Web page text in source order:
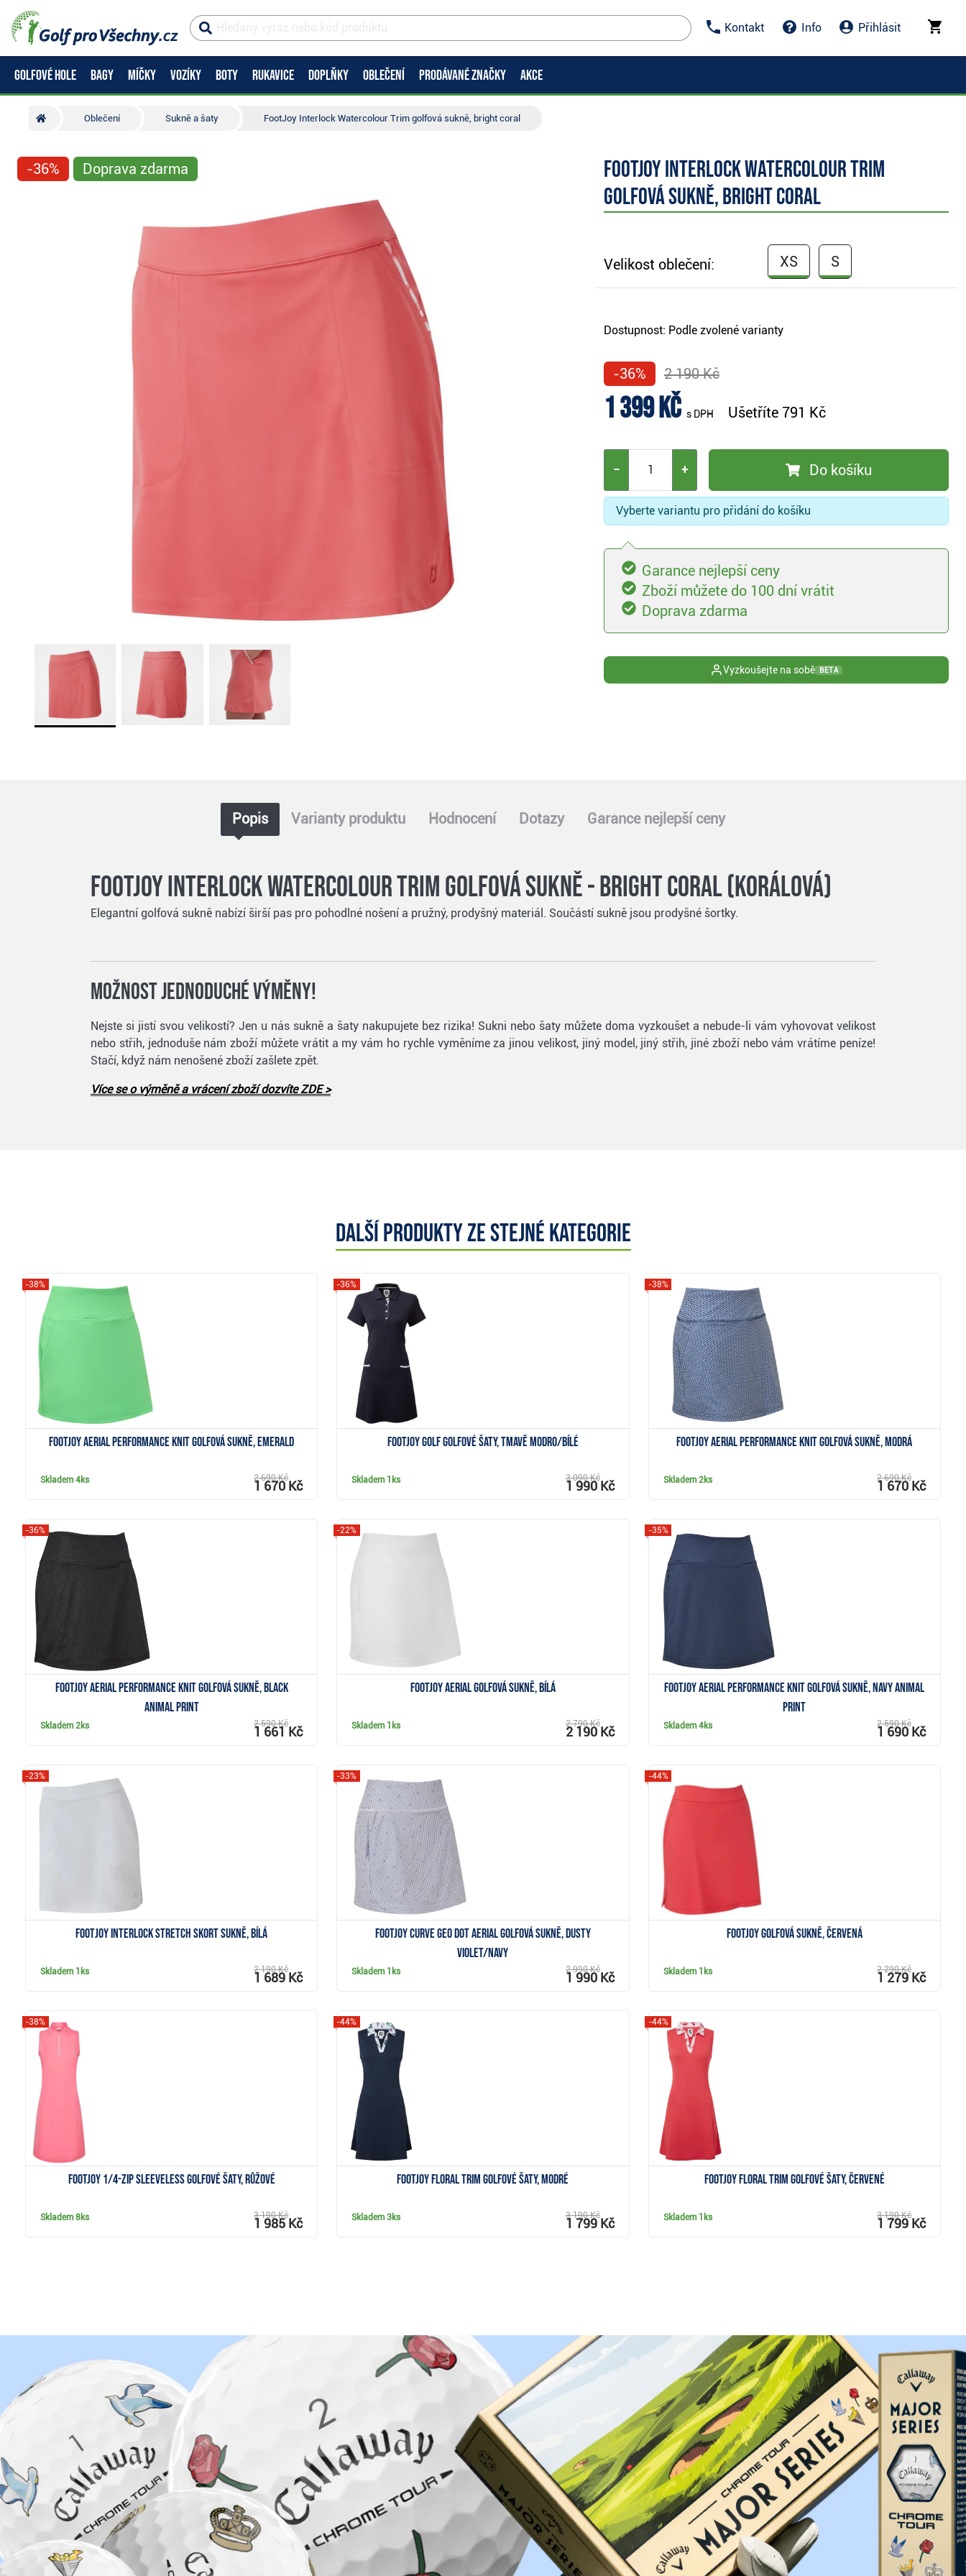
Kontakt Info Přihlásit
GOLFOVÉ HOLE BAGY MÍČKY VOZÍKY BOTY RUKAVICE DOPLŇKY OBLEČENÍ PRODÁVANÉ ZNAČKY AKCE
Oblečení Sukně a šaty FootJoy Interlock Watercolour Trim golfová sukně, bright coral
-36% Doprava zdarma
FootJoy Interlock Watercolour Trim
golfová sukně, bright coral
Velikost oblečení: XS S
Dostupnost: Podle zvolené varianty
-36% 2 190 Kč
1 399 Kč s DPH Ušetříte 791 Kč
− + Do košíku
Vyberte variantu pro přidání do košíku
Garance nejlepší ceny
Zboží můžete do 100 dní vrátit
Doprava zdarma
Vyzkoušejte na sobě BETA
Popis Varianty produktu Hodnocení Dotazy Garance nejlepší ceny
FootJoy Interlock Watercolour Trim golfová sukně - bright coral (korálová)
Elegantní golfová sukně nabízí širší pas pro pohodlné nošení a pružný, prodyšný materiál. Součástí sukně jsou prodyšné šortky.
Možnost jednoduché výměny!
Nejste si jistí svou velikostí? Jen u nás sukně a šaty nakupujete bez rizika! Sukni nebo šaty můžete doma vyzkoušet a nebude-li vám vyhovovat velikost
nebo střih, jednoduše nám zboží můžete vrátit a my vám ho rychle vyměníme za jinou velikost, jiný model, jiný střih, jiné zboží nebo vám vrátíme peníze!
Stačí, když nám nenošené zboží zašlete zpět.
Více se o výměně a vrácení zboží dozvíte ZDE >
Další produkty ze stejné kategorie
FootJoy Aerial Performance Knit golfová sukně, emerald
-38%
Skladem4ks 2 690 Kč
1 670 Kč
FootJoy Golf golfové šaty, tmavě modro/bílé
-36%
Skladem 1ks 3 090 Kč
1 990 Kč
FootJoy Aerial Performance Knit golfová sukně, modrá
-38%
Skladem2ks 2 690 Kč
1 670 Kč
FootJoy Aerial Performance Knit golfová sukně, black
animal print
-36%
Skladem2ks 2 590 Kč
1 661 Kč
FootJoy Aerial golfová sukně, bílá
-22%
Skladem 1ks 2 790 Kč
2 190 Kč
FootJoy Aerial Performance Knit golfová sukně, navy animal
print
-35%
Skladem4ks 2 590 Kč
1 690 Kč
Footjoy Interlock Stretch skort sukně, bílá
-23%
Skladem 1ks 2 190 Kč
1 689 Kč
FootJoy Curve Geo Dot Aerial golfová sukně, dusty
violet/navy
-33%
Skladem 1ks 2 990 Kč
1 990 Kč
FootJoy golfová sukně, červená
-44%
Skladem 1ks 2 290 Kč
1 279 Kč
FootJoy 1/4-Zip Sleeveless golfové šaty, růžové
-38%
Skladem8ks 3 190 Kč
1 985 Kč
FootJoy Floral Trim golfové šaty, modré
-44%
Skladem3ks 3 190 Kč
1 799 Kč
FootJoy Floral Trim golfové šaty, červené
-44%
Skladem 1ks 3 190 Kč
1 799 Kč
Proč nakoupit u Golf pro všechny.cz?